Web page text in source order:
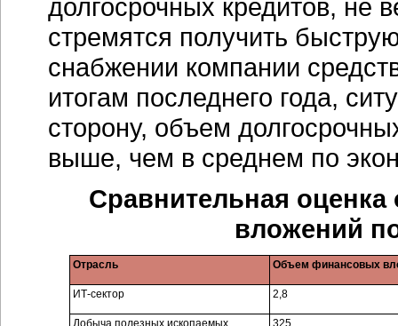
долгосрочных кредитов, не
стремятся получить
снабжении компании
итогам последнего года,
сторону, объем
выше, чем в среднем по
Сравнительная
вложений
Отрасль Объем финансовых
ИТ-сектор 2,8
Добыча полезных ископаемых 325